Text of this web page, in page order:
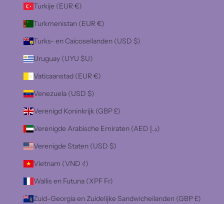
Turkije (EUR €)
Turkmenistan (EUR €)
Turks- en Caicoseilanden (USD $)
Uruguay (UYU $U)
Vaticaanstad (EUR €)
Venezuela (USD $)
Verenigd Koninkrijk (GBP £)
Verenigde Arabische Emiraten (AED د.إ)
Verenigde Staten (USD $)
Vietnam (VND ₫)
Wallis en Futuna (XPF Fr)
Zuid-Georgia en Zuidelijke Sandwicheilanden (GBP £)